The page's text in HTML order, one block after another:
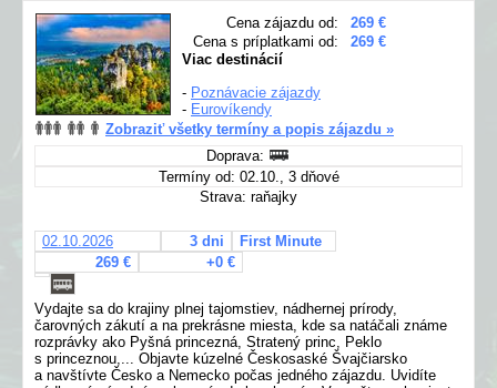
Cena zájazdu od:
269 €
Cena s príplatkami od:
269 €
Viac destinácií
- Poznávacie zájazdy
- Eurovíkendy
Zobraziť všetky termíny a popis zájazdu »
Doprava:
Termíny od: 02.10., 3 dňové
Strava: raňajky
02.10.2026 3 dni
First Minute
269 €
+0 €
Vydajte sa do krajiny plnej tajomstiev, nádhernej prírody,
čarovných zákutí a na prekrásne miesta, kde sa natáčali známe
rozprávky ako Pyšná princezná, Stratený princ, Peklo
s princeznou,... Objavte kúzelné Českosaské Švajčiarsko
a navštívte Česko a Nemecko počas jedného zájazdu. Uvidíte